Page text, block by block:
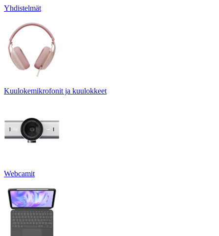
Yhdistelmät
Kuulokemikrofonit ja kuulokkeet
Webcamit